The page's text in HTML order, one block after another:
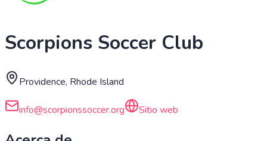
Scorpions Soccer Club
Providence, Rhode Island
info@scorpionssoccer.org Sitio web